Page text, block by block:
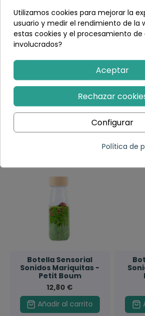
Flotante Verde - Petit
Boum
Añadir al carrito
Botella Sensorial
Sonidos Mariquitas -
Petit Boum
12,80 €
Añadir al carrito
Utilizamos cookies para mejorar la
usuario y medir el rendimiento de la
estas cookies y el procesamiento de
involucrados?
Aceptar
Rechazar
Configurar
Política de